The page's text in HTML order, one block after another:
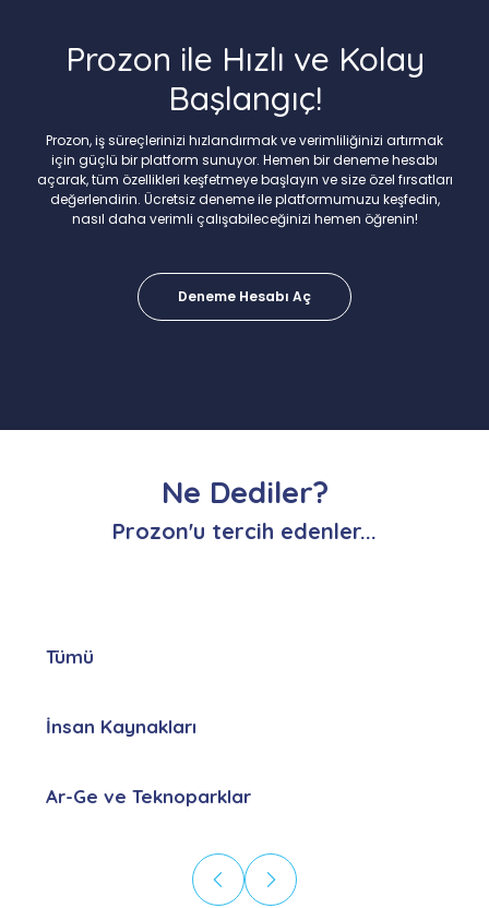
Prozon ile Hızlı ve Kolay
Başlangıç!
Prozon, iş süreçlerinizi hızlandırmak ve verimliliğinizi artırmak
için güçlü bir platform sunuyor. Hemen bir deneme hesabı
açarak, tüm özellikleri keşfetmeye başlayın ve size özel fırsatları
değerlendirin. Ücretsiz deneme ile platformumuzu keşfedin,
nasıl daha verimli çalışabileceğinizi hemen öğrenin!
Deneme Hesabı Aç
Ne Dediler?
Prozon'u tercih edenler...
Tümü
İnsan Kaynakları
Ar-Ge ve Teknoparklar